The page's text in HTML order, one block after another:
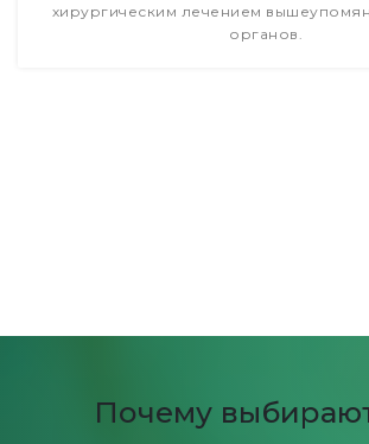
хирургическим лечением
органов.
Почему